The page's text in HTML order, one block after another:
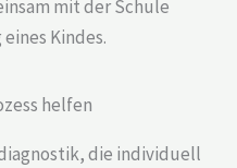
mit der Schule
Kindes.
helfen
die individuell